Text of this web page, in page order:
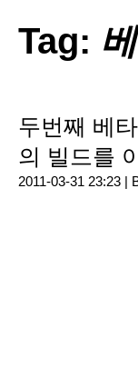
Tag:
두번째 베
의 빌드를
2011-03-31 23:23 |